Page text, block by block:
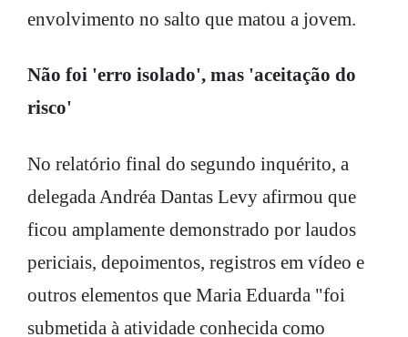
envolvimento no salto que matou a jovem.
Não foi 'erro isolado', mas 'aceitação do
risco'
No relatório final do segundo inquérito, a
delegada Andréa Dantas Levy afirmou que
ficou amplamente demonstrado por laudos
periciais, depoimentos, registros em vídeo e
outros elementos que Maria Eduarda "foi
submetida à atividade conhecida como